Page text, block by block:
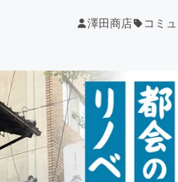
音楽
ゲーム・サービス開発
澤田商店 コミ